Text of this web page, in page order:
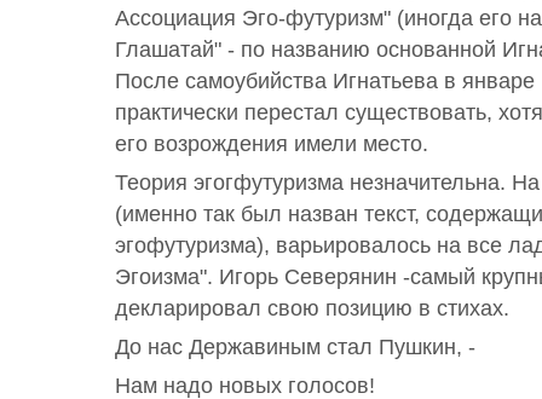
Ассоциация Эго-футуризм" (иногда его
Глашатай" - по названию основанной
После самоубийства Игнатьева в
практически перестал существовать,
его возрождения имели место.
Теория эгогфутуризма незначительна.
(именно так был назван текст,
эгофутуризма), варьировалось на все
Эгоизма". Игорь Северянин -самый
декларировал свою позицию в стихах.
До нас Державиным стал Пушкин, -
Нам надо новых голосов!